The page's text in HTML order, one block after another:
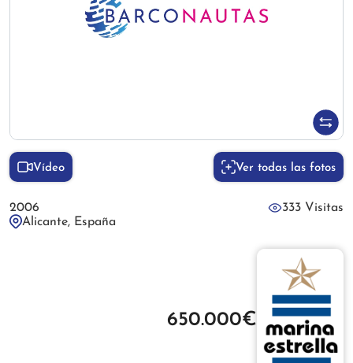
Vídeo Ver todas las fotos
2006
333 Visitas
Alicante, España
650.000€